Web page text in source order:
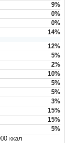
9%
0%
0%
14%
12%
5%
2%
10%
5%
5%
3%
15%
15%
5%
ккал